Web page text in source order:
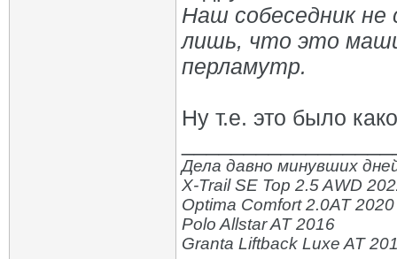
Наш собеседник не
лишь, что это
перламутр.
Ну т.е. это было
Дела давно минувших
X-Trail SE Top 2.5 AWD
Optima Comfort 2.0AT 2020
Polo Allstar AT 2016
Granta Liftback Luxe AT